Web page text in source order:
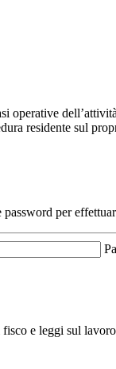
residente sul
per
e leggi sul